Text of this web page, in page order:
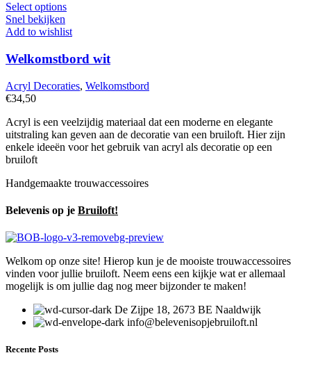
Select options
Snel bekijken
Add to wishlist
Welkomstbord wit
Acryl Decoraties, Welkomstbord
€34,50
Acryl is een veelzijdig materiaal dat een moderne en elegante
uitstraling kan geven aan de decoratie van een bruiloft. Hier zijn
enkele ideeën voor het gebruik van acryl als decoratie op een
bruiloft
Handgemaakte trouwaccessoires
Belevenis op je Bruiloft!
Welkom op onze site! Hierop kun je de mooiste trouwaccessoires
vinden voor jullie bruiloft. Neem eens een kijkje wat er allemaal
mogelijk is om jullie dag nog meer bijzonder te maken!
De Zijpe 18, 2673 BE Naaldwijk
info@belevenisopjebruiloft.nl
Recente Posts